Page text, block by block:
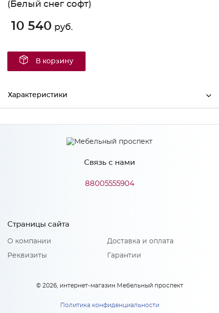
(Белый снег софт)
10 540 руб.
В корзину
Характеристики
Производитель МиФ
Белый снег софт
Связь с нами
88005555904
Страницы сайта
О компании
Реквизиты
Доставка и оплата
Гарантии
© 2026, интернет-магазин Мебельный проспект
Политика конфиденциальности